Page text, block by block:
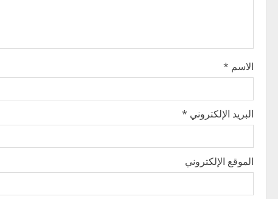
i
o
n
الاسم *
البريد الإلكتروني *
الموقع الإلكتروني